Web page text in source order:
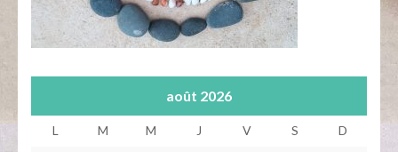
août 2026
L M M J V S D